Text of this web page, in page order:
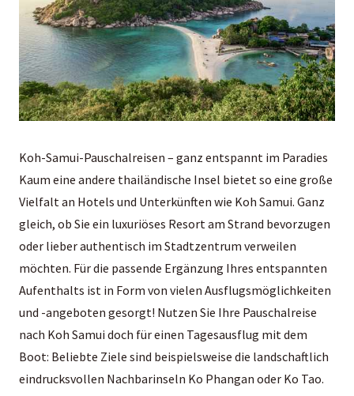
Koh-Samui-Pauschalreisen – ganz entspannt im Paradies
Kaum eine andere thailändische Insel bietet so eine große
Vielfalt an Hotels und Unterkünften wie Koh Samui. Ganz
gleich, ob Sie ein luxuriöses Resort am Strand bevorzugen
oder lieber authentisch im Stadtzentrum verweilen
möchten. Für die passende Ergänzung Ihres entspannten
Aufenthalts ist in Form von vielen Ausflugsmöglichkeiten
und -angeboten gesorgt! Nutzen Sie Ihre Pauschalreise
nach Koh Samui doch für einen Tagesausflug mit dem
Boot: Beliebte Ziele sind beispielsweise die landschaftlich
eindrucksvollen Nachbarinseln Ko Phangan oder Ko Tao.